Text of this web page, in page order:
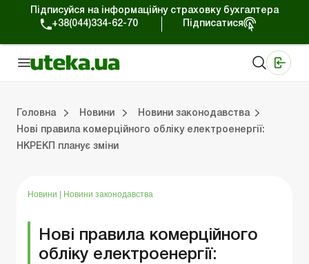
Підписуйся на інформаційну страховку бухгалтера
+38(044)334-62-70
Підписатися
Головна Новини
Новини законодавства
Нові правила комерційного обліку електроенергії:
НКРЕКП планує зміни
Новини Новини законодавства
Нові правила комерційного
обліку електроенергії: